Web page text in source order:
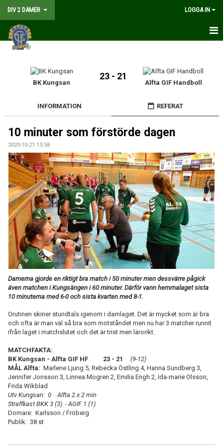
DIV 2 DAMER LOGGA IN
HEM
NYHETER
MATCHER
KALENDER
TRUPPEN
DOKUMENT
KONTAKT
LIVESÄNDNING
TABELL
BK Kungsan
23 - 21
Alfta GIF Handboll
INFORMATION REFERAT
10 minuter som förstörde dagen
2020-10-21 13:58
Damerna gjorde en riktigt bra match i 50 minuter men dessvärre pågick
även matchen i Kungsängen i 60 minuter. Därför vann hemmalaget sista
10 minuterna med 6-0 och sista kvarten med 8-1.
Orutinen skiner stundtals igenom i damlaget. Det är mycket som är bra
och ofta är man väl så bra som motståndet men nu har 3 matcher runnit
ifrån laget i matchslutet och det är trist men lärorikt.
MATCHFAKTA:
BK Kungsan - Alfta GIF HF 23 - 21
(9-12)
MÅL Alfta: Marlene Ljung 5, Rebecka Östling 4, Hanna Sundberg 3,
Jennifer Jonsson 3, Linnea Mogren 2, Emilia Engh 2, Ida-marie Olsson,
Frida Wikblad
Utv Kungsan: 0 Alfta 2 x 2 min
Straffkast BKK 3 (3) - AGIF 1 (1)
Domare: Karlsson / Fröberg
Publik: 38 st